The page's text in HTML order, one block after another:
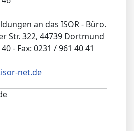
an das ISOR - Büro.
Str. 322, 44739 Dortmund
- Fax: 0231 / 961 40 41
net.de